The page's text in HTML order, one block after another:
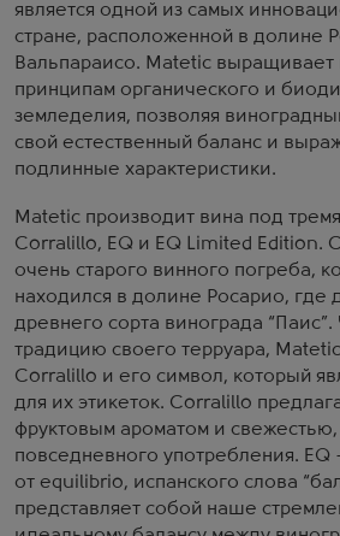
является одной из самых
стране, расположенной в долине
Вальпараисо. Matetic выращивает
принципам органического и
земледелия, позволяя
свой естественный баланс и
подлинные характеристики.
Matetic производит вина под
Corralillo, EQ и EQ Limited Edition.
очень старого винного погреба,
находился в долине Росарио, где
древнего сорта винограда
традицию своего терруара,
Corralillo и его символ, который
для их этикеток. Corralillo
фруктовым ароматом и
повседневного употребления.
от equilibrio, испанского слова
представляет собой наше